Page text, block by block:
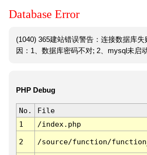
Database Error
(1040) 365建站错误警告：连接数据库失
因：1、数据库密码不对; 2、mysql未启动
PHP Debug
No. File
1
/index.php
2 /source/function/